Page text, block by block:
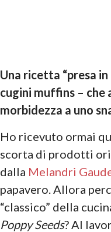
Una ricetta “presa
cugini muffins – che
morbidezza a uno
Ho ricevuto ormai
scorta di prodotti
dalla Melandri
papavero. Allora
“classico” della
Poppy Seeds? Al